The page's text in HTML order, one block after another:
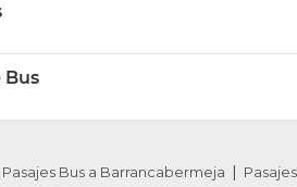
Bus
Pasajes Bus a Barrancabermeja